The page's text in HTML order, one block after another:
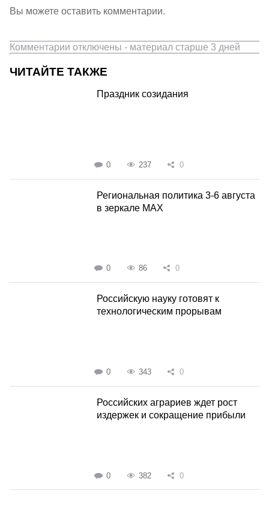
Вы можете оставить комментарии.
Комментарии отключены - материал старше 3 дней
ЧИТАЙТЕ ТАКЖЕ
Праздник созидания
0 237 0
Региональная политика 3-6 августа
в зеркале MAX
0 86 0
Российскую науку готовят к
технологическим прорывам
0 343 0
Российских аграриев ждет рост
издержек и сокращение прибыли
0 382 0